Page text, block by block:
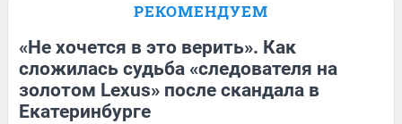
РЕКОМЕНДУЕМ
«Не хочется в это верить». Как
сложилась судьба «следователя на
золотом Lexus» после скандала в
Екатеринбурге